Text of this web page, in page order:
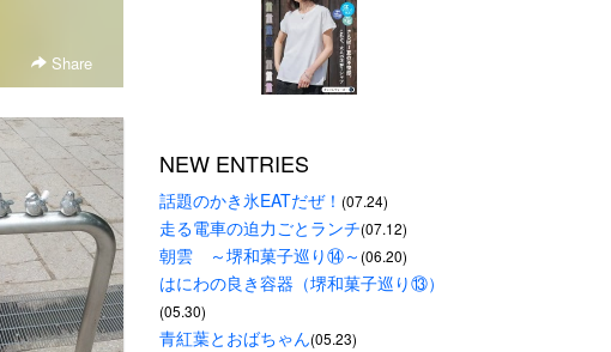
Share
NEW ENTRIES
話題のかき氷EATだぜ！ (07.24)
走る電車の迫力ごとランチ(07.12)
朝雲　～堺和菓子巡り⑭～(06.20)
はにわの良き容器（堺和菓子巡り⑬）
(05.30)
青紅葉とおばちゃん(05.23)